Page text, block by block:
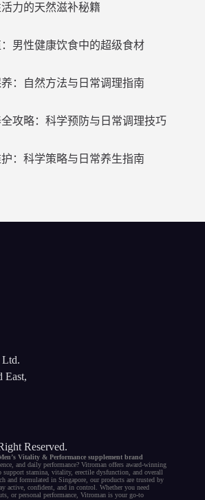
力的天然滋补秘籍
男性健康饮食中的超级食材
：自然方法与日常调理指南
攻略：科学预防与日常调理技巧
：科学策略与日常养生指南
Ltd.
East,
Reserved.
Vitality & Performance supplement brand
and daily performance? Vitroman offers award-winning
support stamina vitality, erectile dysfunction , and overall
and formulated in Singapore, ourproducts are trusted by
active, confident, and in control. Whether you need
, orpersonal performance , Vitroman is your go-to